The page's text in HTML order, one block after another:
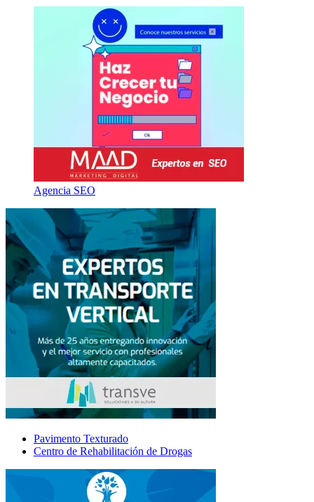
Agencia SEO
Pavimento Texturado
Centro de Rehabilitación de Drogas